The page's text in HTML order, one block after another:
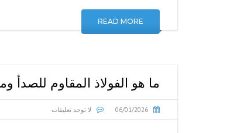
READ MORE
ما هو الفولاذ المقاوم للصدأ
06/01/2026 لا توجد تعليقات